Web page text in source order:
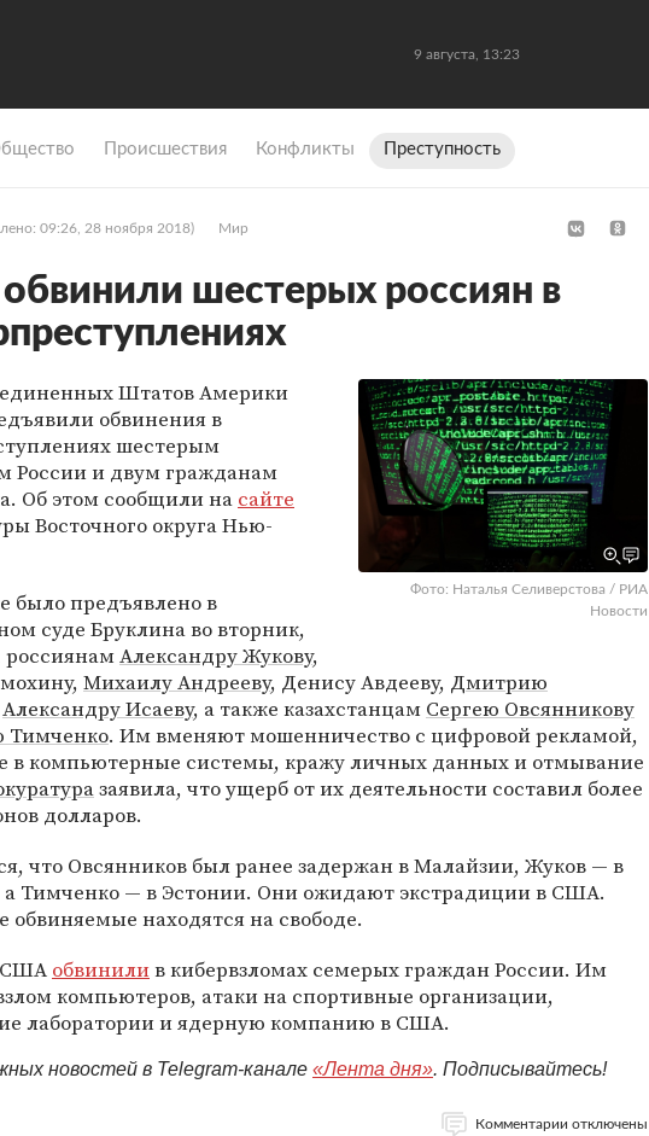
9 августа, 13:23
Происшествия Конфликты Преступность
09:26, 28 ноября 2018) Мир
шестерых россиян в
Фото: Наталья Селиверстова / РИА
Новости
Штатов Америки
обвинения в
шестерым
России и двум гражданам
Об этом сообщили на сайте
Восточного округа Нью-
было предъявлено в
суде Бруклина во вторник,
россиянамАлександру Жукову,
Михаилу Андрееву, Денису Авдееву, Дмитрию
Александру Исаеву, а также казахстанцам Сергею Овсянникову
Тимченко. Им вменяют мошенничество с цифровой рекламой,
в компьютерные системы, кражу личных данных и отмывание
заявила, что ущерб от их деятельности составил более
долларов.
что Овсянников был ранее задержан в Малайзии, Жуков — в
а Тимченко — в Эстонии. Они ожидают экстрадиции в США.
обвиняемые находятся на свободе.
США обвинилив кибервзломах семерых граждан России. Им
компьютеров, атаки на спортивные организации,
лаборатории и ядерную компанию в США.
новостей в Telegram-канале «Лента дня». Подписывайтесь!
Комментарии отключены